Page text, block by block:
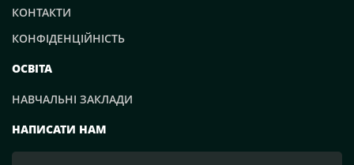
НАПИСАТИ НАМ
КОНТАКТИ
КОНФІДЕНЦІЙНІСТЬ
ОСВІТА
НАВЧАЛЬНІ ЗАКЛАДИ